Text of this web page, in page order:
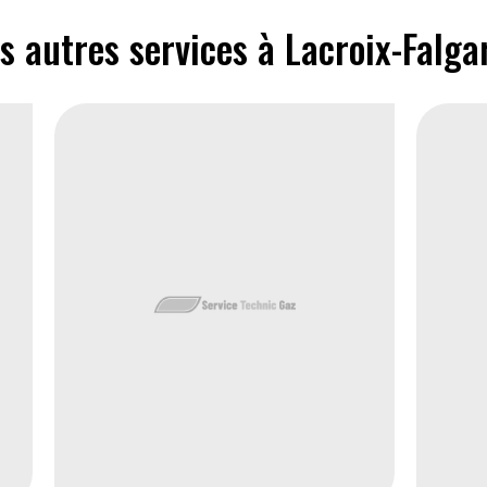
autres services à Lacroix-